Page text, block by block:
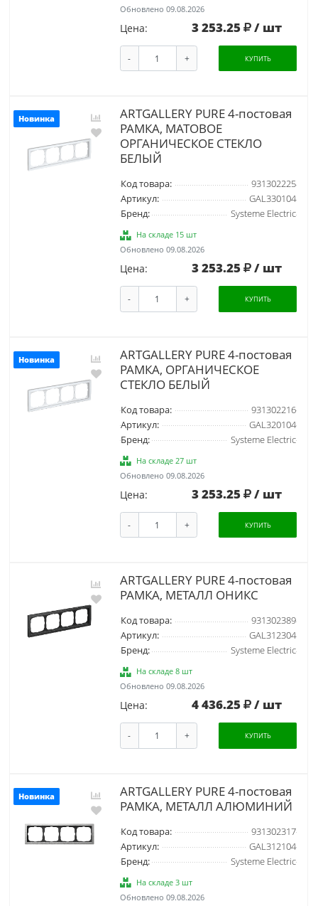
Обновлено 09.08.2026
Цена: 3 253.25 / шт
- + КУПИТЬ
Новинка
ARTGALLERY PURE 4-постовая
РАМКА, МАТОВОЕ
ОРГАНИЧЕСКОЕ СТЕКЛО
БЕЛЫЙ
Код товара:
931302225
Артикул:
GAL330104
Бренд:
Systeme Electric
На складе 15 шт
Обновлено 09.08.2026
Цена: 3 253.25 / шт
- + КУПИТЬ
Новинка
ARTGALLERY PURE 4-постовая
РАМКА, ОРГАНИЧЕСКОЕ
СТЕКЛО БЕЛЫЙ
Код товара:
931302216
Артикул:
GAL320104
Бренд:
Systeme Electric
На складе 27 шт
Обновлено 09.08.2026
Цена: 3 253.25 / шт
- + КУПИТЬ
ARTGALLERY PURE 4-постовая
РАМКА, МЕТАЛЛ ОНИКС
Код товара:
931302389
Артикул:
GAL312304
Бренд:
Systeme Electric
На складе 8 шт
Обновлено 09.08.2026
Цена: 4 436.25 / шт
- + КУПИТЬ
Новинка
ARTGALLERY PURE 4-постовая
РАМКА, МЕТАЛЛ АЛЮМИНИЙ
Код товара:
931302317
Артикул:
GAL312104
Бренд:
Systeme Electric
На складе 3 шт
Обновлено 09.08.2026